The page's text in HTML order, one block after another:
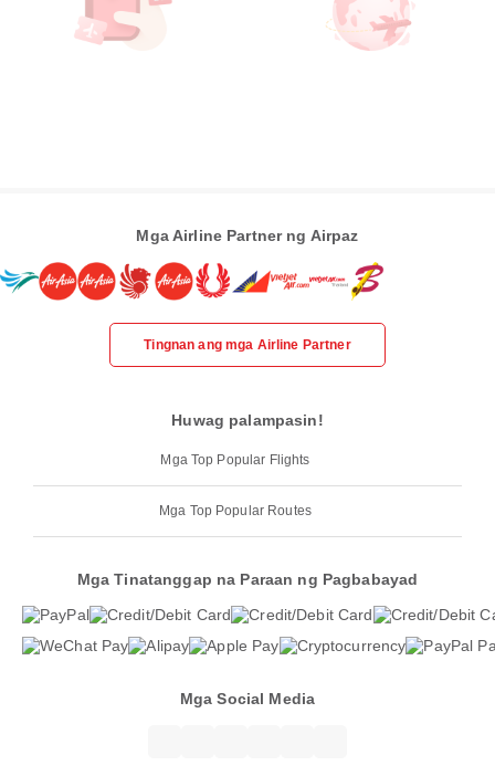
Mga Airline Partner ng Airpaz
Tingnan ang mga Airline Partner
Huwag palampasin!
Mga Top Popular Flights
Mga Top Popular Routes
Mga Tinatanggap na Paraan ng Pagbabayad
Mga Social Media